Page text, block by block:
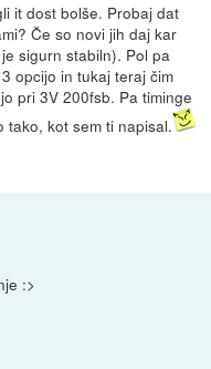
it dost bolše. Probaj dat
Če so novi jih daj kar
sigurn stabiln). Pol pa
opcijo in tukaj teraj čim
pri 3V 200fsb. Pa timinge
tako, kot sem ti napisal.
:>